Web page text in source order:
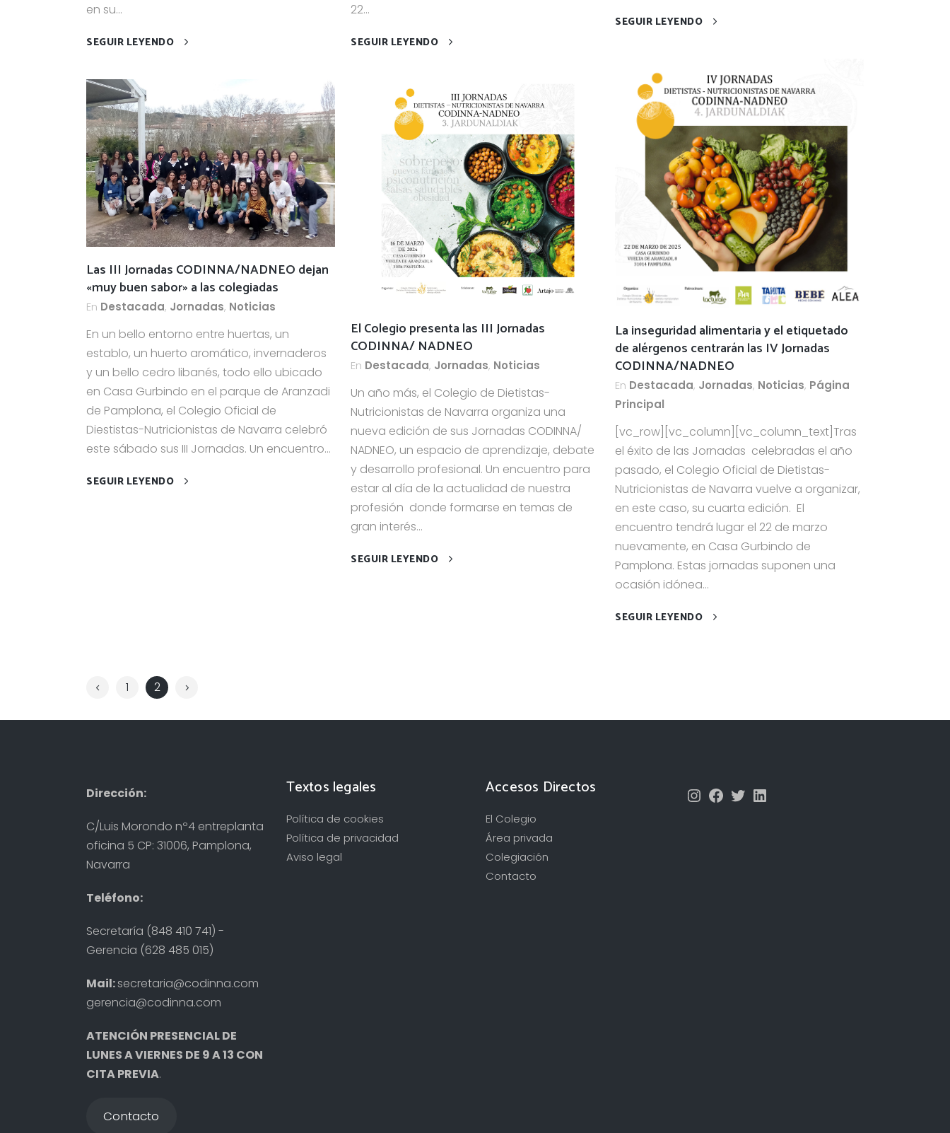
en su...
SEGUIR LEYENDO
22...
SEGUIR LEYENDO
SEGUIR LEYENDO
La inseguridad alimentaria y el etiquetado
de alérgenos centrarán las IV Jornadas
CODINNA/NADNEO
En Destacada, Jornadas, Noticias, Página
Principal
[vc_row][vc_column][vc_column_text]Tras
el éxito de las Jornadas celebradas el año
pasado, el Colegio Oficial de Dietistas-
Nutricionistas de Navarra vuelve a organizar,
en este caso, su cuarta edición. El
encuentro tendrá lugar el 22 de marzo
nuevamente, en Casa Gurbindo de
Pamplona. Estas jornadas suponen una
ocasión idónea...
SEGUIR LEYENDO
Las III Jornadas CODINNA/NADNEO dejan
«muy buen sabor» a las colegiadas
En Destacada, Jornadas, Noticias
En un bello entorno entre huertas, un
establo, un huerto aromático, invernaderos
y un bello cedro libanés, todo ello ubicado
en Casa Gurbindo en el parque de Aranzadi
de Pamplona, el Colegio Oficial de
Diestistas-Nutricionistas de Navarra celebró
este sábado sus III Jornadas. Un encuentro...
SEGUIR LEYENDO
El Colegio presenta las III Jornadas
CODINNA/ NADNEO
En Destacada, Jornadas, Noticias
Un año más, el Colegio de Dietistas-
Nutricionistas de Navarra organiza una
nueva edición de sus Jornadas CODINNA/
NADNEO, un espacio de aprendizaje, debate
y desarrollo profesional. Un encuentro para
estar al día de la actualidad de nuestra
profesión donde formarse en temas de
gran interés...
SEGUIR LEYENDO
1 2
Dirección:
C/Luis Morondo nº4 entreplanta
oficina 5 CP: 31006, Pamplona,
Navarra
Teléfono:
Secretaría (848 410 741) -
Gerencia (628 485 015)
Mail:secretaria@codinna.com
gerencia@codinna.com
ATENCIÓN PRESENCIAL DE
LUNES A VIERNES DE 9 A 13 CON
CITA PREVIA.
Contacto
Textos legales
Política de cookies
Política de privacidad
Aviso legal
Accesos Directos
El Colegio
Área privada
Colegiación
Contacto
Instagram
Facebook
TwitterLinkedIn